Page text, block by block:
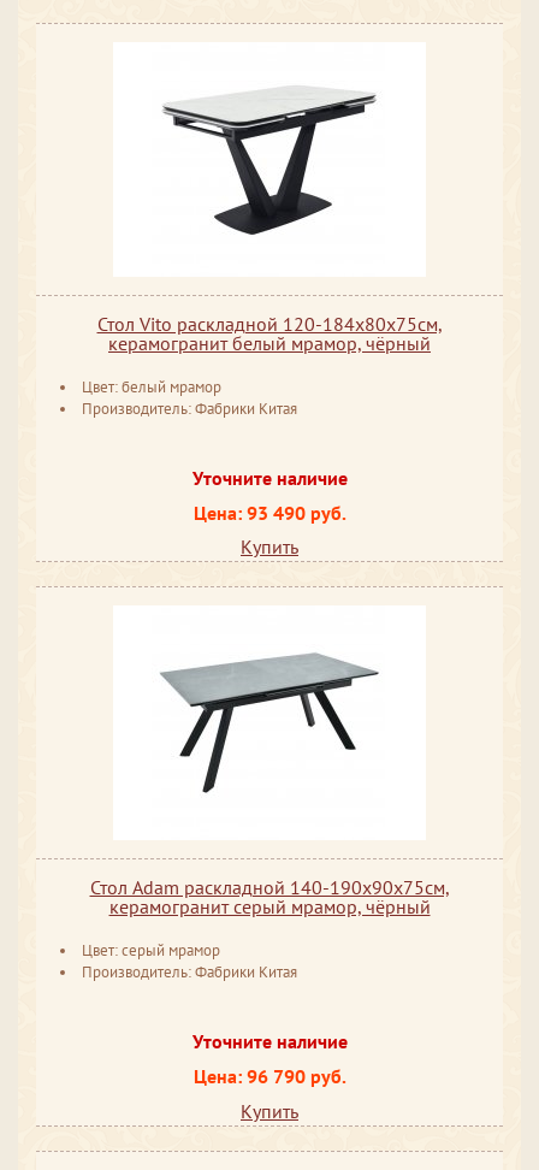
Стол Vito раскладной 120-184x80x75см,
керамогранит белый мрамор, чёрный
Цвет: белый мрамор
Производитель: Фабрики Китая
Уточните наличие
Цена: 93 490 руб.
Купить
Стол Adam раскладной 140-190x90x75см,
керамогранит серый мрамор, чёрный
Цвет: серый мрамор
Производитель: Фабрики Китая
Уточните наличие
Цена: 96 790 руб.
Купить